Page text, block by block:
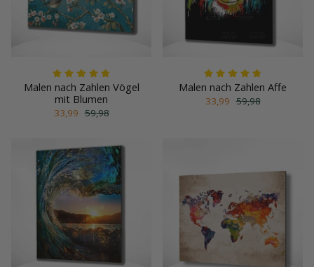
Malen nach Zahlen Vögel
mit Blumen
33,99 59,98
Malen nach Zahlen Affe
33,99 59,98